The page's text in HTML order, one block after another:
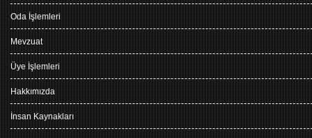
Oda İşlemleri
Mevzuat
Üye İşlemleri
Hakkımızda
İnsan Kaynakları